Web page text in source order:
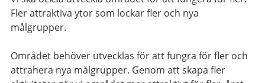
Fler attraktiva ytor som lockar fler och nya
målgrupper.
Området behöver utvecklas för att fungra för fler och
attrahera nya målgrupper. Genom att skapa fler